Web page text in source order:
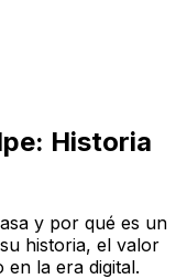
Historia
y por qué es un
historia, el valor
en la era digital.